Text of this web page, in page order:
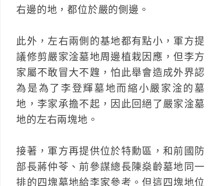
右邊的地，都位於嚴的側邊。
此外，左右兩側的基地都有點小，軍方提
議修剪嚴家淦墓地周邊植栽因應，但李方
家屬不敢冒大不韙，怕此舉會造成外界認
為是為了李登輝墓地而縮小嚴家淦的墓
地，李家承擔不起，因此回絕了嚴家淦墓
地的左右兩塊地。
接著，軍方再提供位於特勳區，和前國防
部長蔣仲苓、前參謀總長陳燊齡墓地同一
排的四塊墓地給李家參考。但這四塊地位